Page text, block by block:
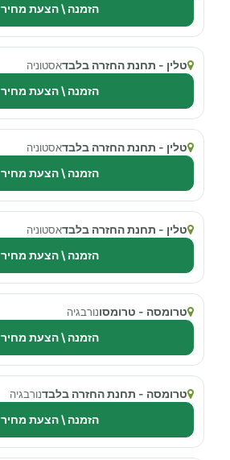
הזמנה \ הצעת מחיר
טלין - תחנת החזרה בלבדאסטוניה
הזמנה \ הצעת מחיר
טלין - תחנת החזרה בלבדאסטוניה
הזמנה \ הצעת מחיר
טלין - תחנת החזרה בלבדאסטוניה
הזמנה \ הצעת מחיר
טרומסה - טרומסונורבגיה
הזמנה \ הצעת מחיר
טרומסה - תחנת החזרה בלבדנורבגיה
הזמנה \ הצעת מחיר